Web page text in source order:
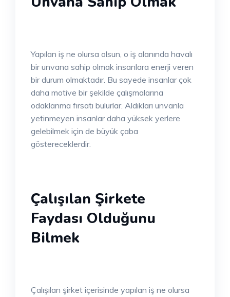
Yapılan iş ne olursa olsun, o iş alanında havalı
bir unvana sahip olmak insanlara enerji veren
bir durum olmaktadır. Bu sayede insanlar çok
daha motive bir şekilde çalışmalarına
odaklanma fırsatı bulurlar. Aldıkları unvanla
yetinmeyen insanlar daha yüksek yerlere
gelebilmek için de büyük çaba
göstereceklerdir.
Çalışılan Şirkete
Faydası Olduğunu
Bilmek
Çalışılan şirket içerisinde yapılan iş ne olursa